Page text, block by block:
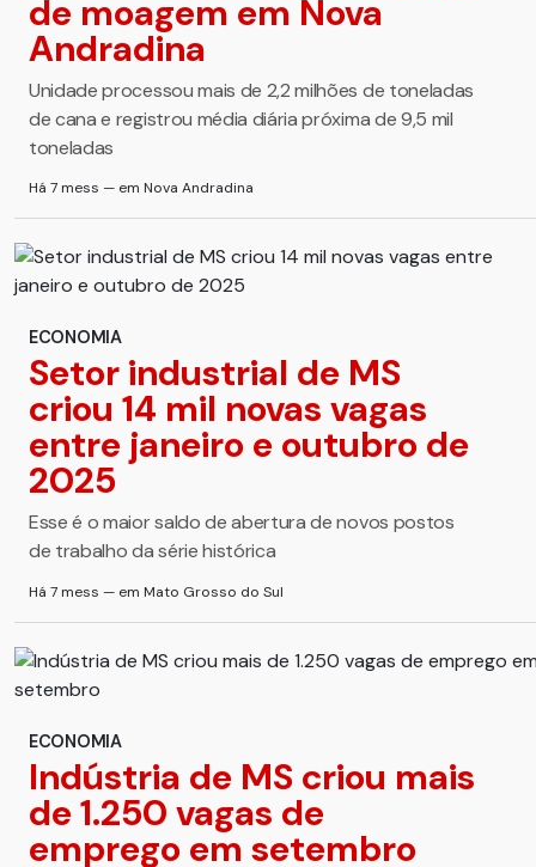
de moagem em Nova
Andradina
Unidade processou mais de 2,2 milhões de toneladas
de cana e registrou média diária próxima de 9,5 mil
toneladas
Há 7 mess — em Nova Andradina
ECONOMIA
Setor industrial de MS
criou 14 mil novas vagas
entre janeiro e outubro de
2025
Esse é o maior saldo de abertura de novos postos
de trabalho da série histórica
Há 7 mess — em Mato Grosso do Sul
ECONOMIA
Indústria de MS criou mais
de 1.250 vagas de
emprego em setembro